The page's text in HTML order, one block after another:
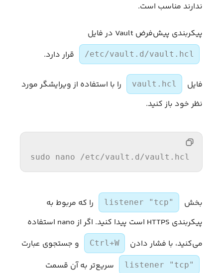
ندارند مناسب است.
پیکربندی پیش‌فرض Vault در فایل
/etc/vault.d/vault.hcl قرار دارد.
فایل vault.hcl
را با استفاده از ویرایشگر مورد
نظر خود باز کنید.
sudo nano /etc/vault.d/vault.hcl
بخش listener "tcp"
را که مربوط به
پیکربندی HTTPS است پیدا کنید. اگر از nano استفاده
می‌کنید، با فشار دادن
Ctrl+W و جستجوی عبارت
listener "tcp"
سریع‌تر به آن قسمت